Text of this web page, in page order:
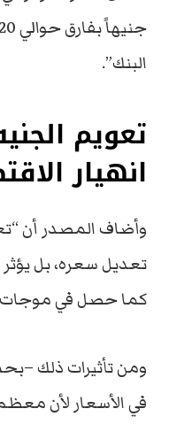
البنك”.
تعويم
انهيار
وأضاف المصدر أن
تعديل سعره، بل
كما حصل في موجات
ومن تأثيرات ذلك
في الأسعار لأن معظم